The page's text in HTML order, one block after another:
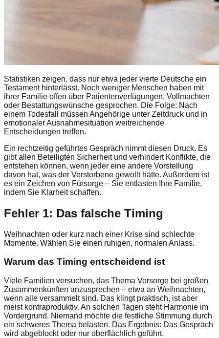
Statistiken zeigen, dass nur etwa jeder vierte Deutsche ein
Testament hinterlässt. Noch weniger Menschen haben mit
ihrer Familie offen über Patientenverfügungen, Vollmachten
oder Bestattungswünsche gesprochen. Die Folge: Nach
einem Todesfall müssen Angehörige unter Zeitdruck und in
emotionaler Ausnahmesituation weitreichende
Entscheidungen treffen.
Ein rechtzeitig geführtes Gespräch nimmt diesen Druck. Es
gibt allen Beteiligten Sicherheit und verhindert Konflikte, die
entstehen können, wenn jeder eine andere Vorstellung
davon hat, was der Verstorbene gewollt hätte. Außerdem ist
es ein Zeichen von Fürsorge – Sie entlasten Ihre Familie,
indem Sie Klarheit schaffen.
Fehler 1: Das falsche Timing
Weihnachten oder kurz nach einer Krise sind schlechte
Momente. Wählen Sie einen ruhigen, normalen Anlass.
Warum das Timing entscheidend ist
Viele Familien versuchen, das Thema Vorsorge bei großen
Zusammenkünften anzusprechen – etwa an Weihnachten,
wenn alle versammelt sind. Das klingt praktisch, ist aber
meist kontraproduktiv. An solchen Tagen steht Harmonie im
Vordergrund. Niemand möchte die festliche Stimmung durch
ein schweres Thema belasten. Das Ergebnis: Das Gespräch
wird abgeblockt oder nur oberflächlich geführt.